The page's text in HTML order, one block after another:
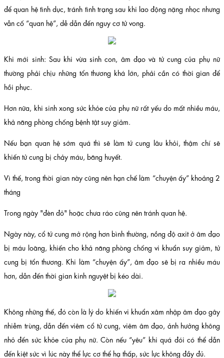
để quan hệ tình dục, tránh tình trạng sau khi lao động nặng nhọc nhưng
vẫn cố “quan hệ”, dễ dẫn đến nguy cơ tử vong.
Khi mới sinh: Sau khi vừa sinh con, âm đạo và tử cung của phụ nữ
thường phải chịu những tổn thương khá lớn, phải cần có thời gian để
hồi phục.
Hơn nữa, khi sinh xong sức khỏe của phụ nữ rất yếu do mất nhiều máu,
khả năng phòng chống bệnh tật suy giảm.
Nếu bạn quan hệ sớm quá thì sẽ làm tử cung lâu khỏi, thậm chí sẽ
khiến tử cung bị chảy máu, băng huyết.
Vì thế, trong thời gian này cũng nên hạn chế làm “chuyện ấy” khoảng 2
tháng
Trong ngày "đèn đỏ" hoặc chưa ráo cũng nên tránh quan hệ.
Ngày này, cổ tử cung mở rộng hơn bình thường, nồng độ axit ở âm đạo
bị máu loãng, khiến cho khả năng phòng chống vi khuẩn suy giảm, tử
cung bị tổn thương. Khi làm “chuyện ấy”, âm đạo sẽ bị ra nhiều máu
hơn, dẫn đến thời gian kinh nguyệt bị kéo dài.
Không những thế, đó còn là lý do khiến vi khuẩn xâm nhập âm đạo gây
nhiễm trùng, dẫn đến viêm cổ tử cung, viêm âm đạo, ảnh hưởng không
nhỏ đến sức khỏe của phụ nữ. Còn nếu “yêu” khi quá đói có thể dẫn
đến kiệt sức vì lúc này thể lực cơ thể hạ thấp, sức lực không đầy đủ.